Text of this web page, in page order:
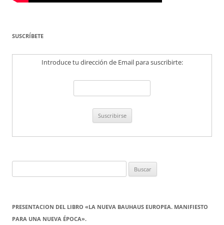
SUSCRÍBETE
Introduce tu dirección de Email para suscribirte:
PRESENTACION DEL LIBRO «LA NUEVA BAUHAUS EUROPEA. MANIFIESTO
PARA UNA NUEVA ÉPOCA».